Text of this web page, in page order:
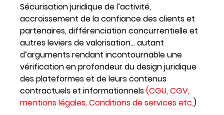
Sécurisation juridique de l’activité,
accroissement de la confiance des clients et
partenaires, différenciation concurrentielle et
autres leviers de valorisation… autant
d’arguments rendant incontournable une
vérification en profondeur du design juridique
des plateformes et de leurs contenus
contractuels et informationnels(CGU, CGV,
mentions légales, Conditions de services etc.)